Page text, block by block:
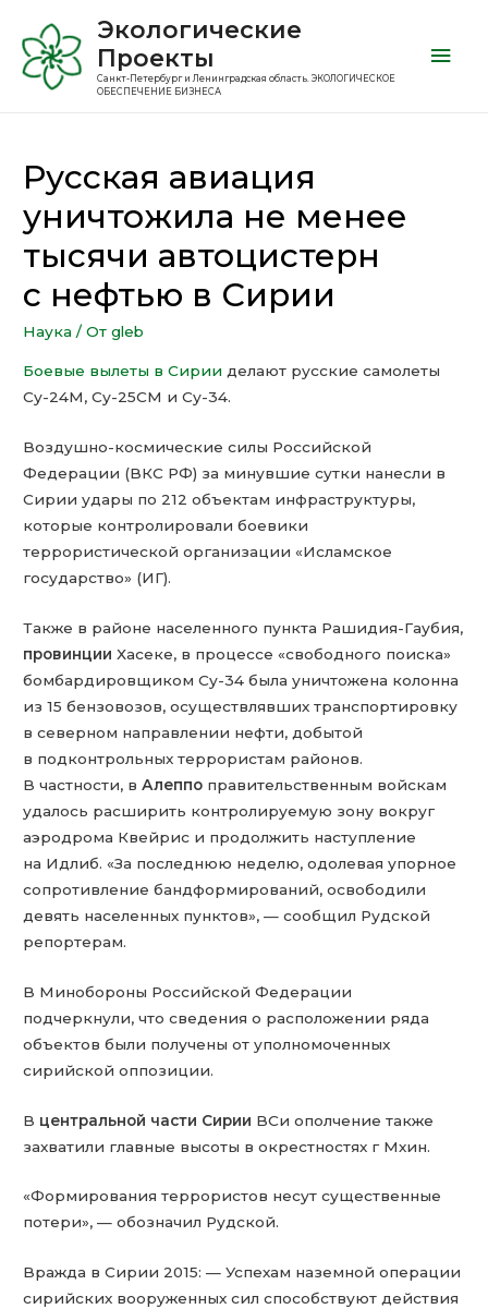
Экологические
Проекты
Санкт-Петербург и Ленинградская область. ЭКОЛОГИЧЕСКОЕ
ОБЕСПЕЧЕНИЕ БИЗНЕСА
Русская авиация
уничтожила не менее
тысячи автоцистерн
с нефтью в Сирии
Наука / От gleb
Боевые вылеты в Сирии делают русские самолеты
Су-24М, Су-25СМ и Су-34.
Воздушно-космические силы Российской
Федерации (ВКС РФ) за минувшие сутки нанесли в
Сирии удары по 212 объектам инфраструктуры,
которые контролировали боевики
террористической организации «Исламское
государство» (ИГ).
Также в районе населенного пункта Рашидия-Гаубия,
провинции Хасеке, в процессе «свободного поиска»
бомбардировщиком Су-34 была уничтожена колонна
из 15 бензовозов, осуществлявших транспортировку
в северном направлении нефти, добытой
в подконтрольных террористам районов.
В частности, вАлеппо правительственным войскам
удалось расширить контролируемую зону вокруг
аэродрома Квейрис и продолжить наступление
на Идлиб. «За последнюю неделю, одолевая упорное
сопротивление бандформирований, освободили
девять населенных пунктов», — сообщил Рудской
репортерам.
В Минобороны Российской Федерации
подчеркнули, что сведения о расположении ряда
объектов были получены от уполномоченных
сирийской оппозиции.
В центральной части Сирии ВСи ополчение также
захватили главные высоты в окрестностях г Мхин.
«Формирования террористов несут существенные
потери», — обозначил Рудской.
Вражда в Сирии 2015: — Успехам наземной операции
сирийских вооруженных сил способствуют действия